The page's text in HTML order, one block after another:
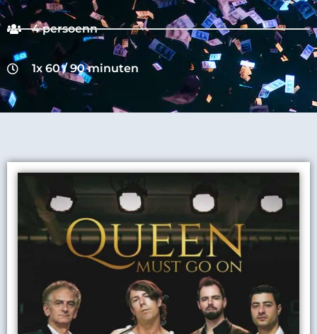
4 persoenn
1x 60 / 90 minuten